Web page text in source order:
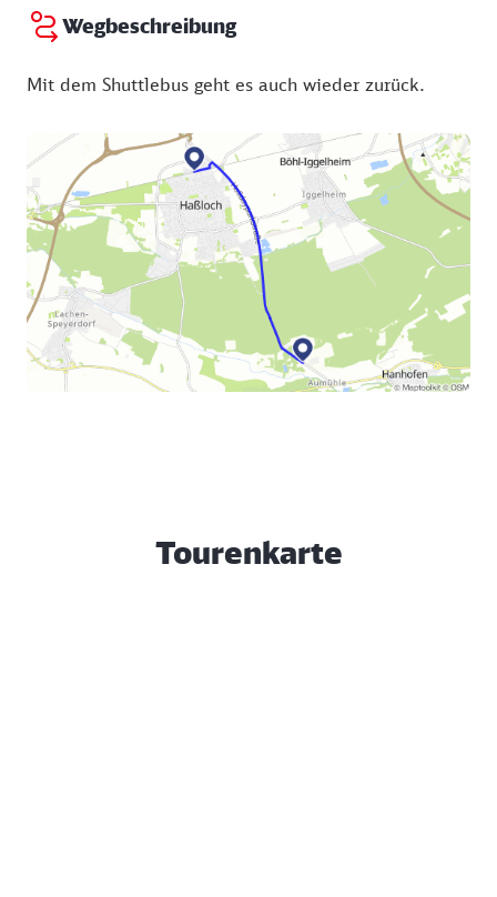
geboten.
Wegbeschreibung
Mit dem Shuttlebus geht es auch wieder zurück.
Tourenkarte